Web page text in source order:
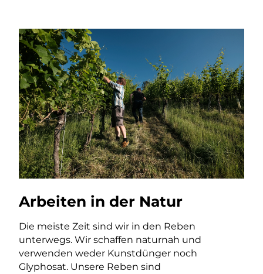
Arbeiten in der Natur
Die meiste Zeit sind wir in den Reben
unterwegs. Wir schaffen naturnah und
verwenden weder Kunstdünger noch
Glyphosat. Unsere Reben sind